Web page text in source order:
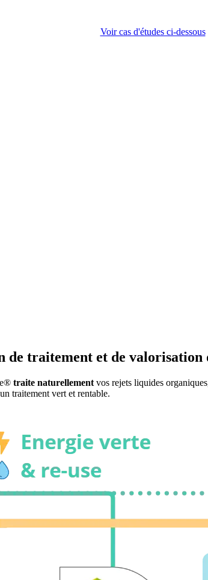
Voir cas d'études ci-dessous
de traitement et de valorisation
traite naturellement vos rejets liquides
traitement vert et rentable.